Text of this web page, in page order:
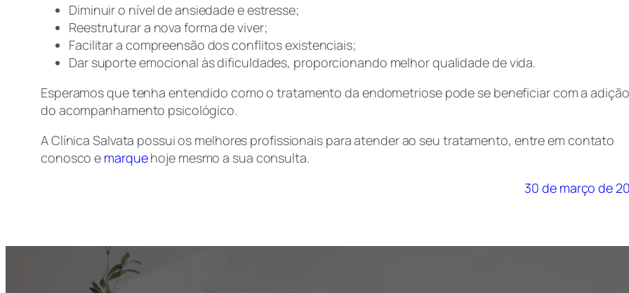
Diminuir o nível de ansiedade e estresse;
Reestruturar a nova forma de viver;
Facilitar a compreensão dos conflitos existenciais;
Dar suporte emocional às dificuldades, proporcionando melhor qualidade de vida.
Esperamos que tenha entendido como o tratamento da endometriose pode se beneficiar com a adição
do acompanhamento psicológico.
A Clínica Salvata possui os melhores profissionais para atender ao seu tratamento, entre em contato
conosco e marquehoje mesmo a sua consulta.
30 de março de